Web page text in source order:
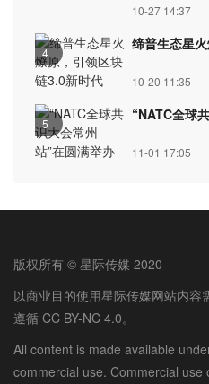
10-27 14:37
4
缔普生态星
10-20 11:35
5
“NATC全球
11-01 17:05
版权所有 © 星际传媒 2020
以商业目的使用星际传媒网站内容
遵循 CC BY-NC 4.0。
All content is made available
commercial use. Commercial use